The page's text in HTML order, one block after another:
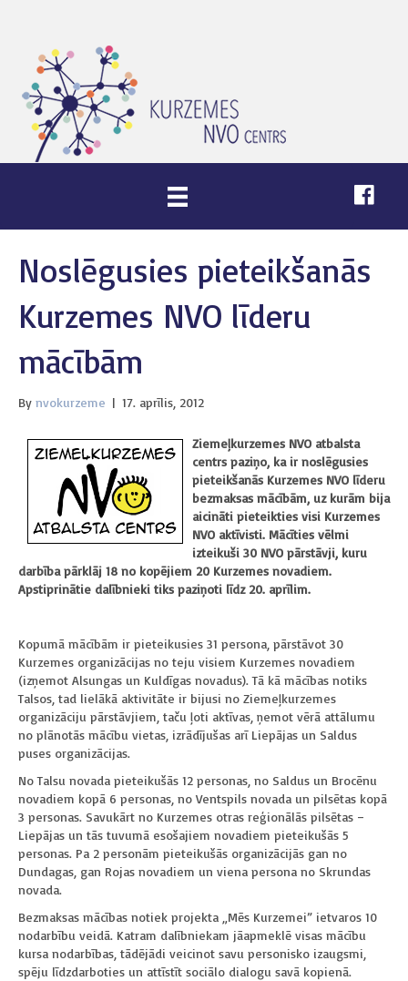
Noslēgusies pieteikšanās
Kurzemes NVO līderu
mācībām
By nvokurzeme | 17. aprīlis, 2012
Ziemeļkurzemes NVO atbalsta
centrs paziņo, ka ir noslēgusies
pieteikšanās Kurzemes NVO līderu
bezmaksas mācībām, uz kurām bija
aicināti pieteikties visi Kurzemes
NVO aktīvisti. Mācīties vēlmi
izteikuši 30 NVO pārstāvji, kuru
darbība pārklāj 18 no kopējiem 20 Kurzemes novadiem.
Apstiprinātie dalībnieki tiks paziņoti līdz 20. aprīlim.
Kopumā mācībām ir pieteikusies 31 persona, pārstāvot 30
Kurzemes organizācijas no teju visiem Kurzemes novadiem
(izņemot Alsungas un Kuldīgas novadus). Tā kā mācības notiks
Talsos, tad lielākā aktivitāte ir bijusi no Ziemeļkurzemes
organizāciju pārstāvjiem, taču ļoti aktīvas, ņemot vērā attālumu
no plānotās mācību vietas, izrādījušas arī Liepājas un Saldus
puses organizācijas.
No Talsu novada pieteikušās 12 personas, no Saldus un Brocēnu
novadiem kopā 6 personas, no Ventspils novada un pilsētas kopā
3 personas. Savukārt no Kurzemes otras reģionālās pilsētas –
Liepājas un tās tuvumā esošajiem novadiem pieteikušās 5
personas. Pa 2 personām pieteikušās organizācijās gan no
Dundagas, gan Rojas novadiem un viena persona no Skrundas
novada.
Bezmaksas mācības notiek projekta „Mēs Kurzemei” ietvaros 10
nodarbību veidā. Katram dalībniekam jāapmeklē visas mācību
kursa nodarbības, tādējādi veicinot savu personisko izaugsmi,
spēju līdzdarboties un attīstīt sociālo dialogu savā kopienā.